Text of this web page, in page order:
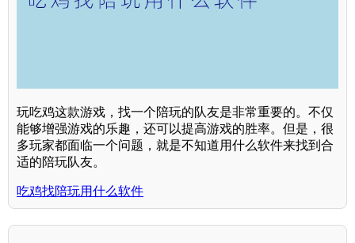
玩吃鸡这款游戏，找一个陪玩的队友是非常重要的。不仅
能够增强游戏的乐趣，还可以提高游戏的胜率。但是，很
多玩家都面临一个问题，就是不知道用什么软件来找到合
适的陪玩队友。
吃鸡找陪玩用什么软件